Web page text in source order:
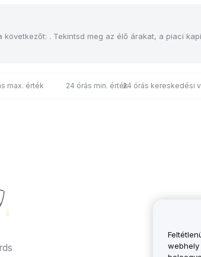
. Tekintsd meg az élő árakat, a piaci
max. érték 24 órás min. érték24 órás kereskedési